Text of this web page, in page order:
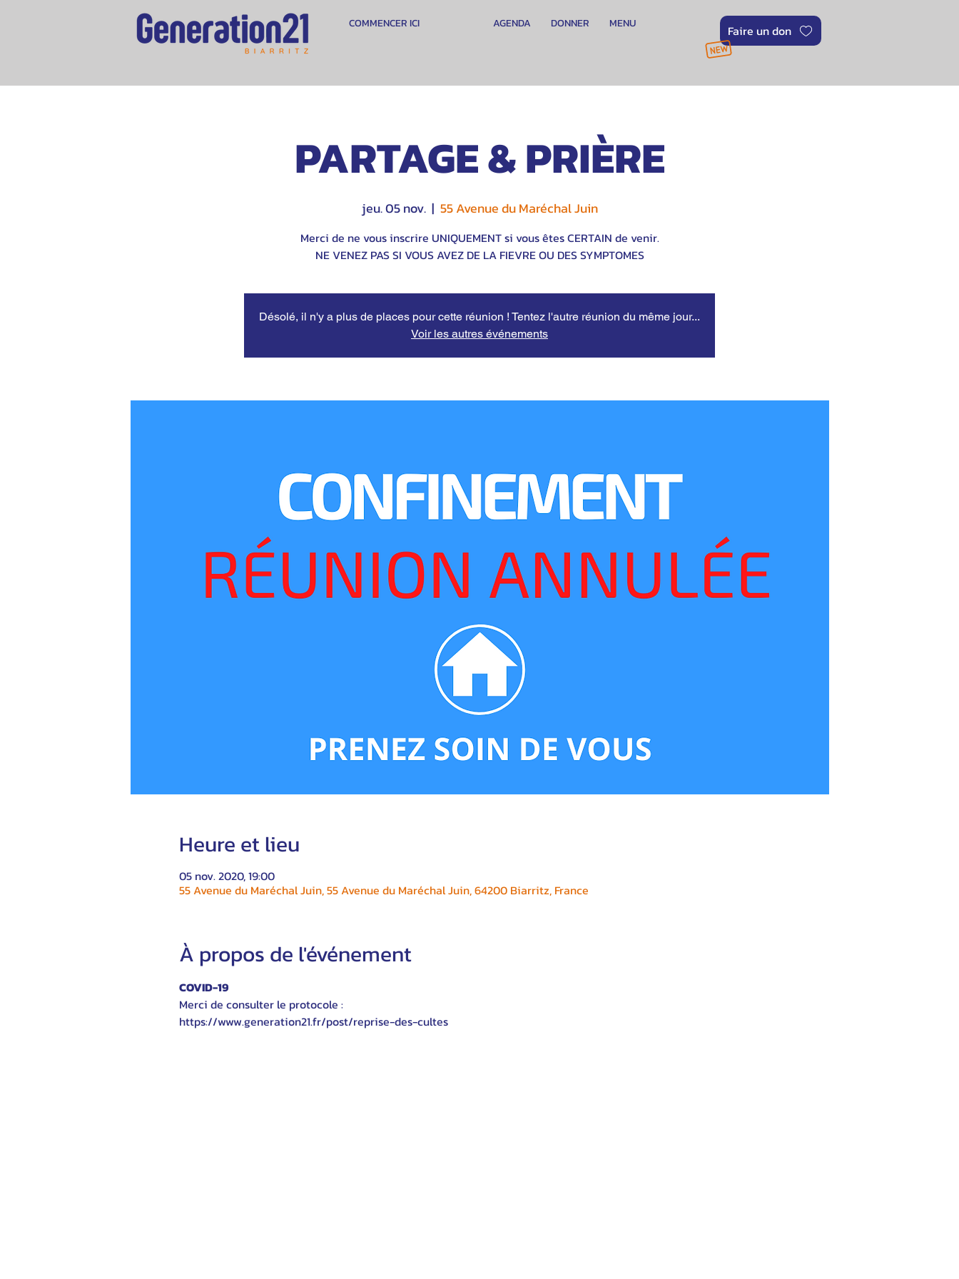
COMMENCER ICI DONNER MENU
AGENDA Faire un don
PARTAGE & PRIÈRE
jeu. 05 nov.
  |
55 Avenue du Maréchal Juin
Merci de ne vous inscrire UNIQUEMENT si vous êtes CERTAIN de venir.
NE VENEZ PAS SI VOUS AVEZ DE LA FIEVRE OU DES SYMPTOMES
Désolé, il n'y a plus de places pour cette réunion ! Tentez l'autre réunion du même jour...
Voir les autres événements
Heure et lieu
05 nov. 2020, 19:00
55 Avenue du Maréchal Juin, 55 Avenue du Maréchal Juin, 64200 Biarritz, France
À propos de l'événement
COVID-19
Merci de consulter le protocole :
https://www.generation21.fr/post/reprise-des-cultes